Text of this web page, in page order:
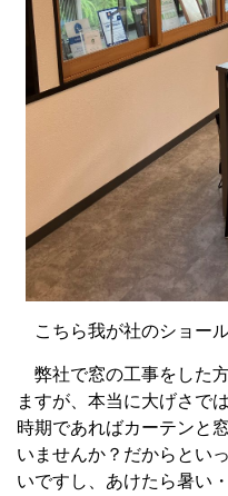
こちら我が社のショー
弊社で窓の工事をした
ますが、本当に大げさで
時期であればカーテンと
いませんか？だからとい
いですし、あけたら暑い